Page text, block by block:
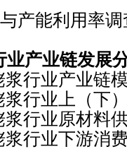
能利用率调
业产业链发展
行业产业链
行业上（下
行业原材料
行业下游消